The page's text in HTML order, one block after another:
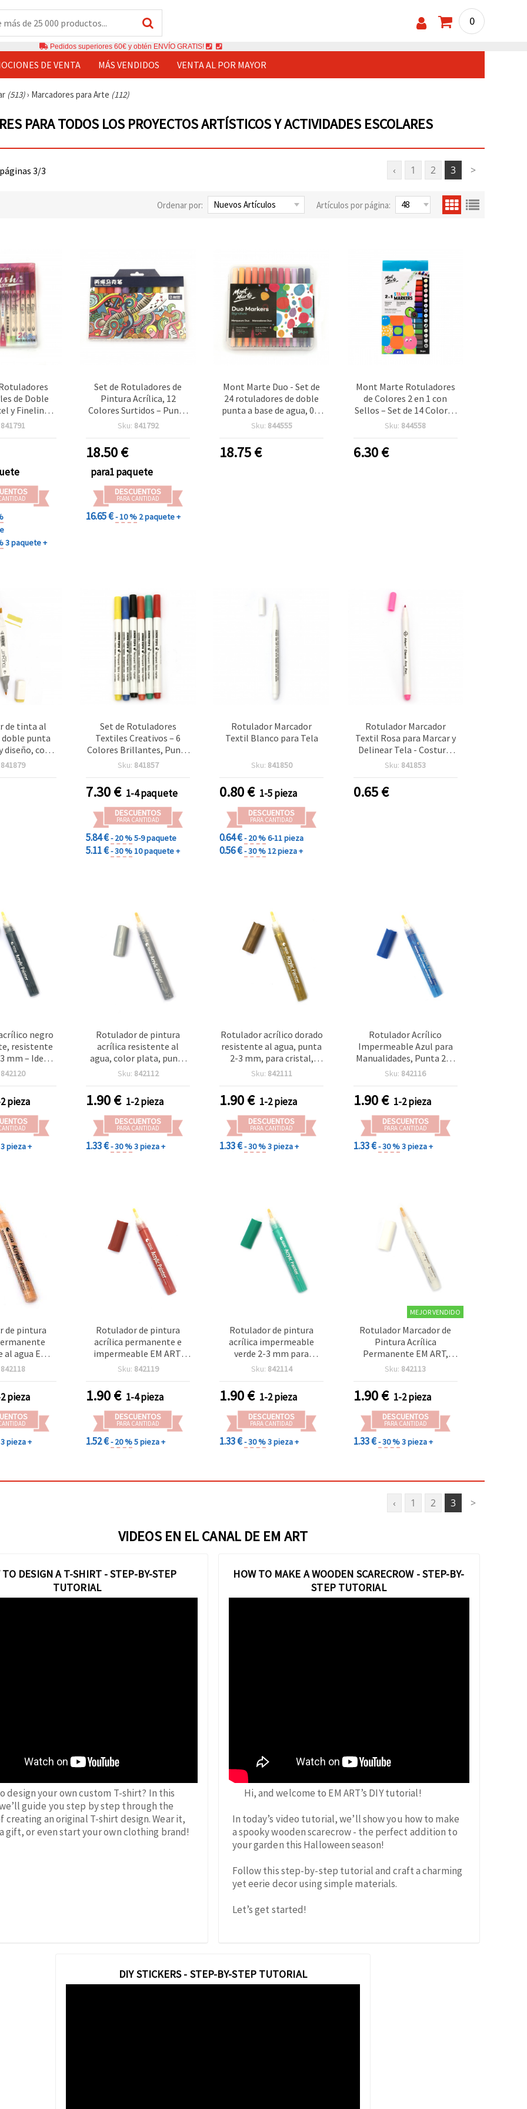
0
Pedidos superiores 60€ y obtén ENVÍO GRATIS!
DE VENTA MÁS VENDIDOS VENTA AL POR MAYOR
(513)› Marcadores para Arte (112)
PARA TODOS LOS PROYECTOS ARTÍSTICOS Y ACTIVIDADES ESCOLARES
‹ 1 2 3 >
3/3
Ordenar por: Artículos por página:
de Doble
y Fineliner)
Surtidos
841791
3 paquete +
Set de Rotuladores de
Pintura Acrílica, 12
Colores Surtidos – Punta
Fina, Cuerpo de Plástico;
Multisuperficie para
Dibujo y Decoración en
Papel, Lienzo, Madera,
Piedra, Vidrio, Plástico,
Metal y Cerámica – para
Artistas, Estudiantes,
Manualidades y Proyectos
Sku: 841792
18.50€
para1 paquete
DESCUENTOS
PARA CANTIDAD
16.65 €- 10 % 2 paquete +
Mont Marte Duo - Set de
24 rotuladores de doble
punta a base de agua, 0,8
mm y 3,74 mm, colores
Sku: 844555
18.75€
Mont Marte Rotuladores
de Colores 2 en 1 con
Sellos – Set de 14 Colores
Brillantes Surtidos – Ideal
Infantiles, Dibujo y
Creatividad Divertida
Sku: 844558
6.30€
de tinta al
punta
diseño, color
unidad
841879
Set de Rotuladores
Textiles Creativos – 6
Colores Brillantes, Punta
de 2 mm – Perfectos para
Accesorios
Sku: 841857
7.30€ 1-4 paquete
DESCUENTOS
PARA CANTIDAD
5.84 €- 20 %5-9 paquete
5.11 €- 30 %10 paquete +
Rotulador Marcador
Textil Blanco para Tela
Sku: 841850
0.80€ 1-5 pieza
DESCUENTOS
PARA CANTIDAD
0.64 €- 20 %6-11 pieza
0.56 €- 30 %12 pieza +
Rotulador Marcador
Textil Rosa para Marcar y
Delinear Tela - Costura,
Patchwork y
Sku: 841853
0.65€
negro
resistente
mm – Ideal
madera,
de
y bricolaje
842120
pieza
3 pieza +
Rotulador de pintura
acrílica resistente al
agua, color plata, punta
2-3 mm, 1 unidad
Sku: 842112
1.90€ 1-2 pieza
DESCUENTOS
PARA CANTIDAD
1.33 €- 30 %3 pieza +
Rotulador acrílico dorado
resistente al agua, punta
2-3 mm, para cristal,
madera, piedra y
manualidades DIY
Sku: 842111
1.90€ 1-2 pieza
DESCUENTOS
PARA CANTIDAD
1.33 €- 30 %3 pieza +
Rotulador Acrílico
Impermeable Azul para
Manualidades, Punta 2–3
mm, 1 unidad
Sku: 842116
1.90€ 1-2 pieza
DESCUENTOS
PARA CANTIDAD
1.33 €- 30 %3 pieza +
de pintura
agua EM
punta
842118
pieza
3 pieza +
Rotulador de pintura
acrílica permanente e
impermeable EM ART,
color marrón, punta 2-3
Sku: 842119
1.90€ 1-4 pieza
DESCUENTOS
PARA CANTIDAD
1.52 €- 20 %5 pieza +
Rotulador de pintura
acrílica impermeable
verde 2-3 mm para
manualidades, 1 unidad
Sku: 842114
1.90€ 1-2 pieza
DESCUENTOS
PARA CANTIDAD
1.33 €- 30 %3 pieza +
MEJOR VENDIDO
Rotulador Marcador de
Pintura Acrílica
Permanente EM ART,
Resistente al Agua, Color
Sku: 842113
1.90€ 1-2 pieza
DESCUENTOS
PARA CANTIDAD
1.33 €- 30 %3 pieza +
‹ 1 2 3 >
VIDEOS EN EL CANAL DE EM ART
TO DESIGN A T-SHIRT - STEP-BY-STEP
TUTORIAL
design your own custom T-shirt? In this
guide you step by step through the
creating an original T-shirt design. Wear it,
gift, or even start your own clothing brand!
HOW TO MAKE A WOODEN SCARECROW - STEP-BY-
STEP TUTORIAL
Hi, and welcome to EM ART’s DIY tutorial!
In today’s video tutorial, we’ll show you how to make
a spooky wooden scarecrow - the perfect addition to
your garden this Halloween season!
Follow this step-by-step tutorial and craft a charming
yet eerie decor using simple materials.
Let’s get started!
DIY STICKERS - STEP-BY-STEP TUTORIAL